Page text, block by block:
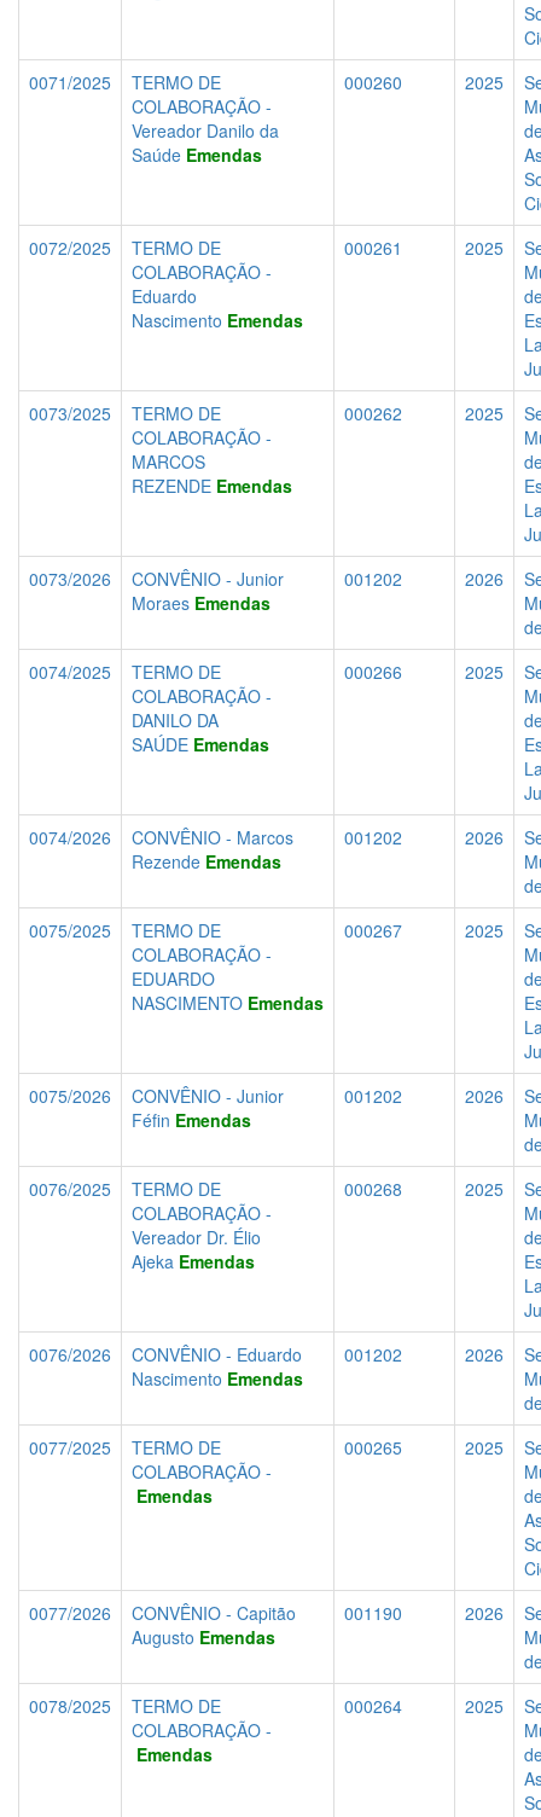
0071/2025
TERMO DE
COLABORAÇÃO -
Vereador Danilo da
Saúde Emendas
000260 2025
0072/2025
TERMO DE
COLABORAÇÃO -
Eduardo
Nascimento Emendas
000261 2025
0073/2025
TERMO DE
COLABORAÇÃO -
MARCOS
REZENDE Emendas
000262 2025
0073/2026
CONVÊNIO - Junior
Moraes Emendas
001202 2026
0074/2025
TERMO DE
COLABORAÇÃO -
DANILO DA
SAÚDE Emendas
000266 2025
0074/2026
CONVÊNIO - Marcos
Rezende Emendas
001202 2026
0075/2025
TERMO DE
COLABORAÇÃO -
EDUARDO
NASCIMENTO Emendas
000267 2025
0075/2026
CONVÊNIO - Junior
Féfin Emendas
001202 2026
0076/2025
TERMO DE
COLABORAÇÃO -
Vereador Dr. Élio
Ajeka Emendas
000268 2025
0076/2026
CONVÊNIO - Eduardo
Nascimento Emendas
001202 2026
0077/2025
TERMO DE
COLABORAÇÃO -
Emendas
000265 2025
0077/2026
CONVÊNIO - Capitão
Augusto Emendas
001190 2026
0078/2025
TERMO DE
COLABORAÇÃO -
Emendas
000264 2025